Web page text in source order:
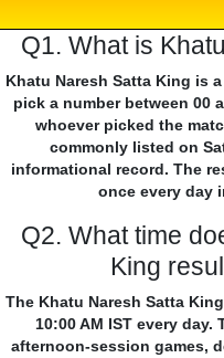
Q1. What is
Khatu Naresh Satta King is
pick a number between 00
whoever picked the
commonly listed on
informational record. The
once every day
Q2. What time
King
The Khatu Naresh Satta
10:00 AM IST every
afternoon-session games,